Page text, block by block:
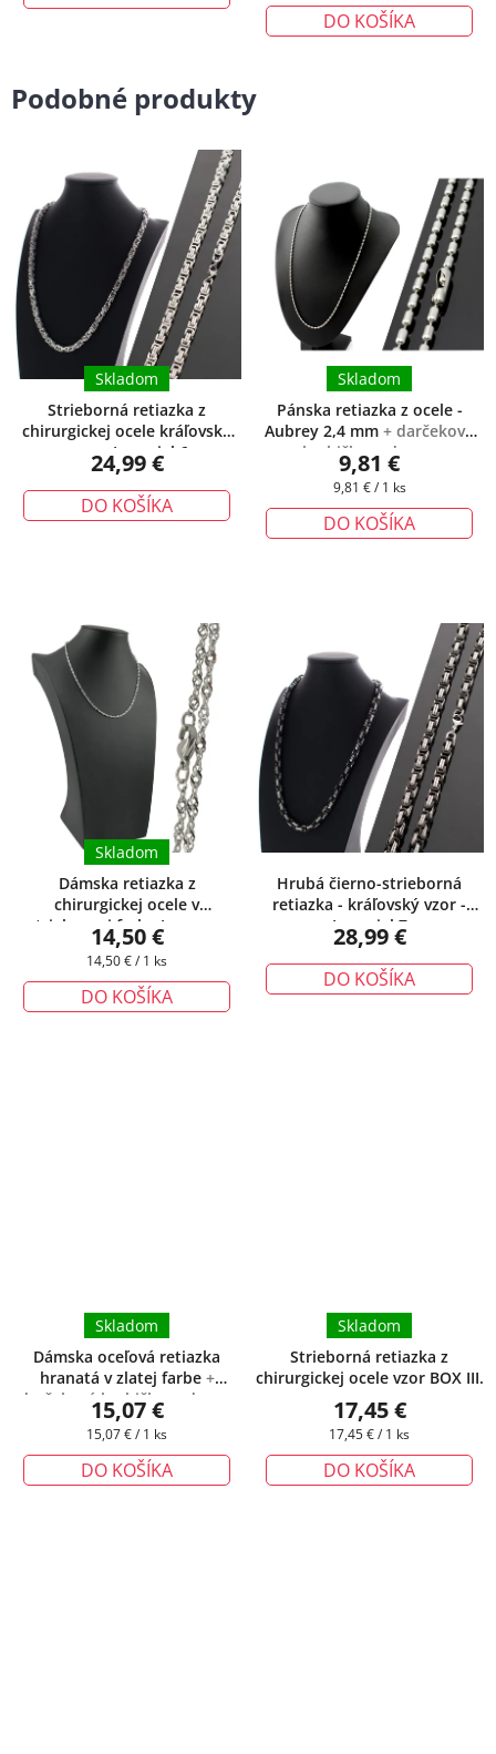
DO KOŠÍKA
Podobné produkty
Strieborná retiazka z
chirurgickej ocele kráľovský
vzor - Imperial 6
Skladom
24,99 €
DO KOŠÍKA
Pánska retiazka z ocele -
Aubrey 2,4 mm + darčeková
krabička zadarmo
Skladom
9,81 €
Jednotková
9,81 € / 1 ks
DO KOŠÍKA
Dámska retiazka z
chirurgickej ocele v
striebornej farbe Joanna
darčeková krabička zadarmo
Skladom
14,50 €
Jednotková
14,50 € / 1 ks
DO KOŠÍKA
Hrubá čierno-strieborná
retiazka - kráľovský vzor -
Imperial 7
28,99 €
DO KOŠÍKA
Dámska oceľová retiazka
hranatá v zlatej farbe +
darčeková krabička zadarmo
Skladom
15,07 €
Jednotková
15,07 € / 1 ks
DO KOŠÍKA
Strieborná retiazka z
chirurgickej ocele vzor BOX III.
Skladom
17,45 €
Jednotková
17,45 € / 1 ks
DO KOŠÍKA